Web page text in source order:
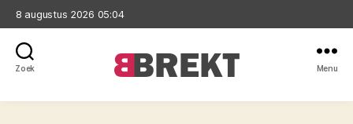
8 augustus 2026 05:04
Zoek Menu